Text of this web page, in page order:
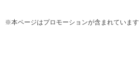
※本ページはプロモーションが含まれています